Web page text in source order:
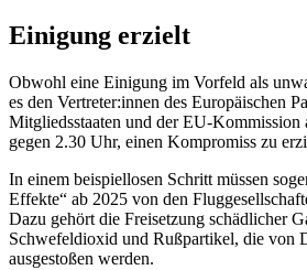
Einigung erzielt
Obwohl eine Einigung im Vorfeld als
es den Vertreter:innen des Europäischen
Mitgliedsstaaten und der EU-
gegen 2.30 Uhr, einen Kompromiss zu
In einem beispiellosen Schritt müssen
Effekte“ ab 2025 von den
Dazu gehört die Freisetzung schädlicher
Schwefeldioxid und Rußpartikel, die von
ausgestoßen werden.